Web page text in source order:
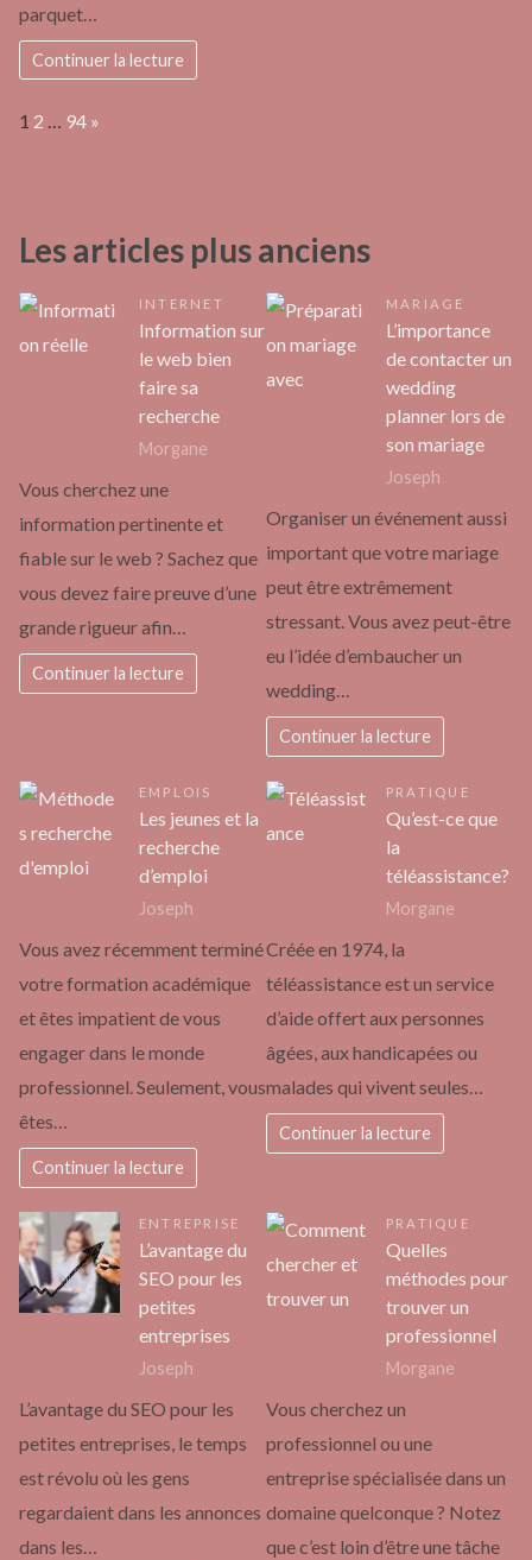
parquet…
Continuer la lecture
Page:
1 2 … 94 Next
»
Les articles plus anciens
INTERNET
Information sur
le web bien
faire sa
recherche
Morgane
Vous cherchez une
information pertinente et
fiable sur le web ? Sachez que
vous devez faire preuve d’une
grande rigueur afin…
Continuer la lecture
MARIAGE
L’importance
de contacter un
wedding
planner lors de
son mariage
Joseph
Organiser un événement aussi
important que votre mariage
peut être extrêmement
stressant. Vous avez peut-être
eu l’idée d’embaucher un
wedding…
Continuer la lecture
EMPLOIS
Les jeunes et la
recherche
d’emploi
Joseph
Vous avez récemment terminé
votre formation académique
et êtes impatient de vous
engager dans le monde
professionnel. Seulement, vous
êtes…
Continuer la lecture
PRATIQUE
Qu’est-ce que
la
téléassistance?
Morgane
Créée en 1974, la
téléassistance est un service
d’aide offert aux personnes
âgées, aux handicapées ou
malades qui vivent seules…
Continuer la lecture
ENTREPRISE
L’avantage du
SEO pour les
petites
entreprises
Joseph
L’avantage du SEO pour les
petites entreprises, le temps
est révolu où les gens
regardaient dans les annonces
dans les…
PRATIQUE
Quelles
méthodes pour
trouver un
professionnel
Morgane
Vous cherchez un
professionnel ou une
entreprise spécialisée dans un
domaine quelconque ? Notez
que c’est loin d’être une tâche